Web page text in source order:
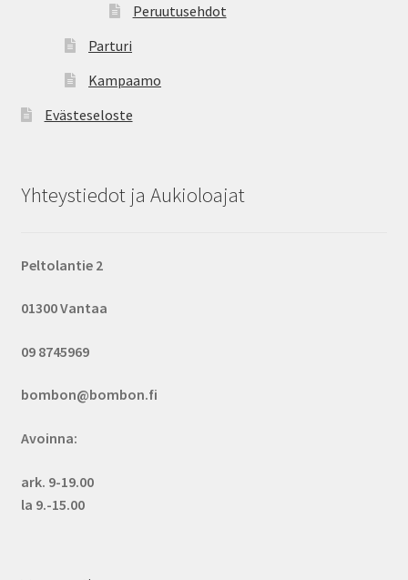
Peruutusehdot
Parturi
Kampaamo
Evästeseloste
Yhteystiedot ja Aukioloajat
Peltolantie 2
01300 Vantaa
09 8745969
bombon@bombon.fi
Avoinna:
ark. 9-19.00
la 9.-15.00